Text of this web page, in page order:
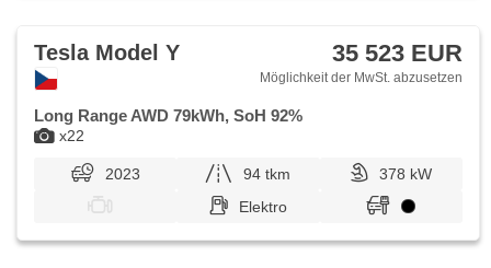
x22
Tesla Model Y 35 523 EUR
Möglichkeit der MwSt. abzusetzen
Long Range AWD 79kWh, SoH 92%
2023 94 tkm
378 kW
Elektro